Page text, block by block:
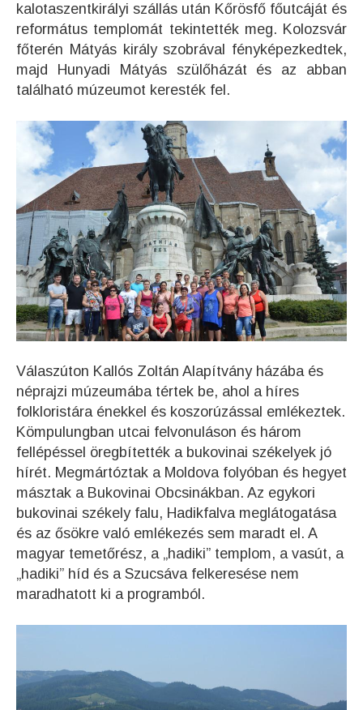
kalotaszentkirályi szállás után Kőrösfő főutcáját és
református templomát tekintették meg. Kolozsvár
főterén Mátyás király szobrával fényképezkedtek,
majd Hunyadi Mátyás szülőházát és az abban
található múzeumot keresték fel.
Válaszúton Kallós Zoltán Alapítvány házába és
néprajzi múzeumába tértek be, ahol a híres
folkloristára énekkel és koszorúzással emlékeztek.
Kömpulungban utcai felvonuláson és három
fellépéssel öregbítették a bukovinai székelyek jó
hírét. Megmártóztak a Moldova folyóban és hegyet
másztak a Bukovinai Obcsinákban. Az egykori
bukovinai székely falu, Hadikfalva meglátogatása
és az ősökre való emlékezés sem maradt el. A
magyar temetőrész, a „hadiki” templom, a vasút, a
„hadiki” híd és a Szucsáva felkeresése nem
maradhatott ki a programból.